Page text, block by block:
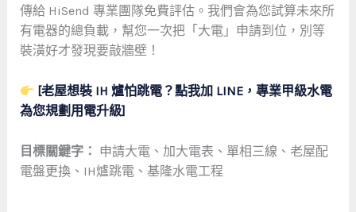
傳給 HiSend 專業團隊免費評估。我們會為您試算未來所
有電器的總負載，幫您一次把「大電」申請到位，別等
裝潢好才發現要敲牆壁！
[老屋想裝 IH 爐怕跳電？點我加 LINE，專業甲級水電
為您規劃用電升級]
目標關鍵字： 申請大電、加大電表、單相三線、老屋配
電盤更換、IH爐跳電、基隆水電工程